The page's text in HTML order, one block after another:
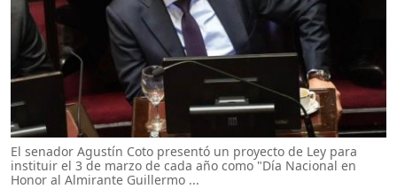
El senador Agustín Coto presentó un proyecto de Ley para
instituir el 3 de marzo de cada año como "Día Nacional en
Honor al Almirante Guillermo ...